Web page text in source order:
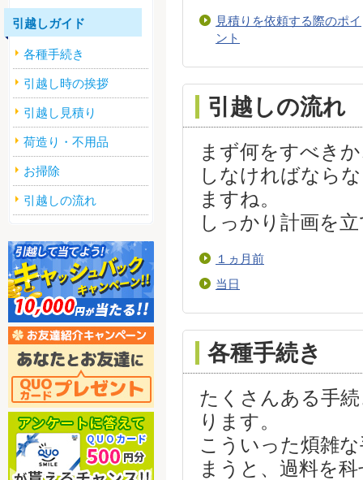
見積りを依頼する際のポイ
ント
引越しの流れ
まず何をすべき
しなければなら
ますね。
しっかり計画を
１ヵ月前
当日
各種手続き
たくさんある手
ります。
こういった煩雑
まうと、過料を
引越しガイド
各種手続き
引越し時の挨拶
引越し見積り
荷造り・不用品
お掃除
引越しの流れ